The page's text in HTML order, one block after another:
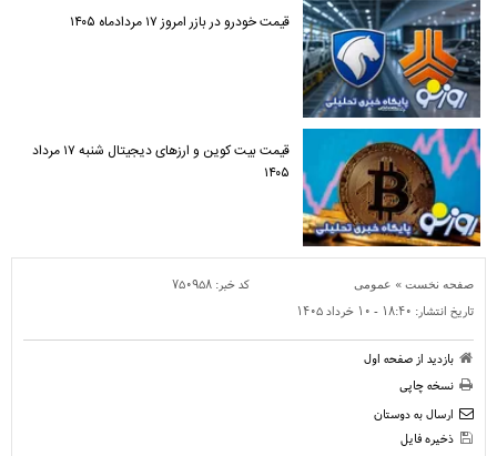
قیمت خودرو در بازر امروز ۱۷ مردادماه ۱۴۰۵
قیمت بیت کوین و ارز‌های دیجیتال شنبه ۱۷ مرداد
۱۴۰۵
صفحه نخست » عمومی کد خبر: ۷۵۰۹۵۸
تاریخ انتشار: ۱۸:۴۰ - ۱۰ خرداد ۱۴۰۵
بازدید از صفحه اول
نسخه چاپی
ارسال به دوستان
ذخیره فایل